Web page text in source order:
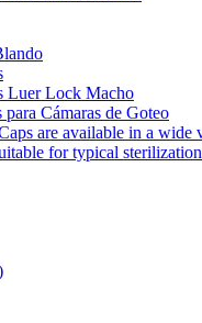
Luer Lock Macho
para Cámaras de Goteo
are available in a wide
for typical